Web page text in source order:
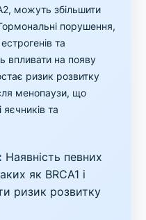
можуть збільшити
порушення,
та
впливати на появу
ризик розвитку
менопаузи, що
яєчників та
Наявність певних
як BRCA1 і
ризик розвитку